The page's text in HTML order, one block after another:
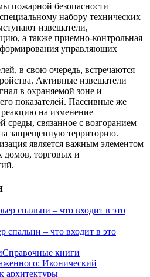
пожарной безопасности
набору технических
извещатели,
а также приемно-контрольная
управляющих
в свою очередь, встречаются
Активные извещатели
в охраняемой зоне и
показателей. Пассивные же
на изменение
среды, связанное с возгоранием
запрещенную территорию.
является важным элементом
домов, торговых и
спальни – что входит в это
Справочные книги